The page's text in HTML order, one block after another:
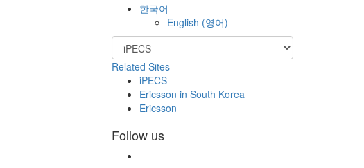
한국어
English (영어)
Related Sites
iPECS
Ericsson in South Korea
Ericsson
Follow us